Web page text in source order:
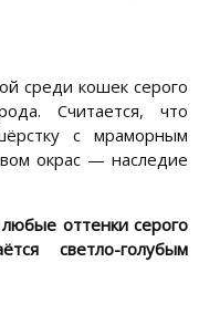
среди кошек серого
Считается, что
с мраморным
окрас — наследие
оттенки серого
светло-голубым